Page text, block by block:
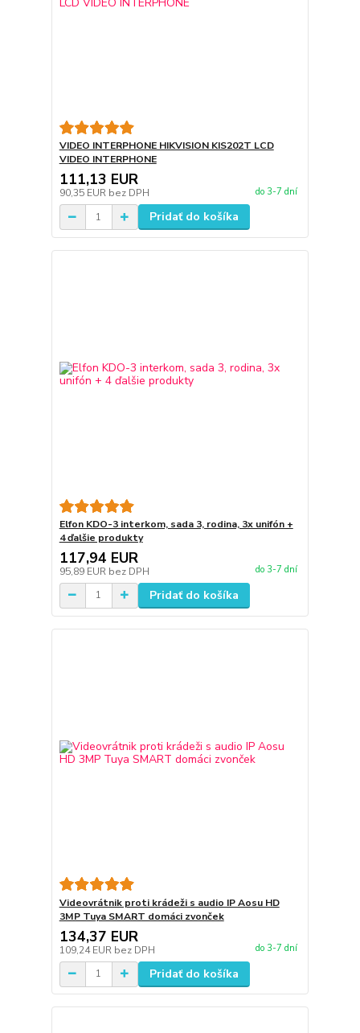
VIDEO INTERPHONE HIKVISION KIS202T LCD
VIDEO INTERPHONE
111,13 EUR
90,35 EUR bez DPH do 3-7 dní
Pridať do košíka
Elfon KDO-3 interkom, sada 3, rodina, 3x unifón +
4 ďalšie produkty
117,94 EUR
95,89 EUR bez DPH do 3-7 dní
Pridať do košíka
Videovrátnik proti krádeži s audio IP Aosu HD
3MP Tuya SMART domáci zvonček
134,37 EUR
109,24 EUR bez DPH do 3-7 dní
Pridať do košíka